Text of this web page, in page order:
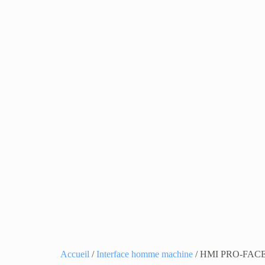
Accueil /Interface homme machine / HMI PRO-